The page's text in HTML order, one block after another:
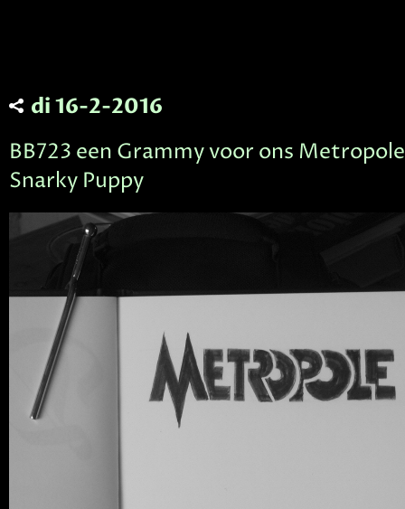
di 16-2-2016
BB723 een Grammy voor ons
Snarky Puppy